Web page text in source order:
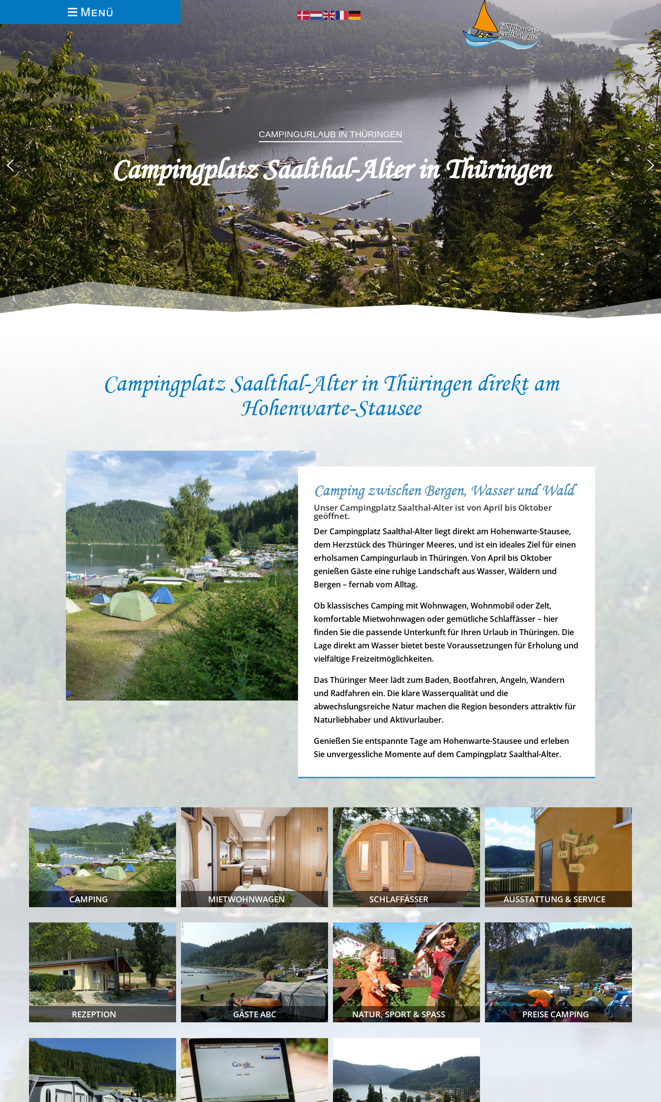
CAMPINGURLAUB IN THÜRINGEN
Campingplatz Saalthal-Alter in Thüringen
Campingplatz Saalthal-Alter in Thüringen direkt am
Hohenwarte-Stausee
Camping zwischen Bergen, Wasser und Wald
Unser Campingplatz Saalthal-Alter ist von April bis Oktober
geöffnet.
Der Campingplatz Saalthal-Alter liegt direkt am Hohenwarte-Stausee,
dem Herzstück des Thüringer Meeres, und ist ein ideales Ziel für einen
erholsamen Campingurlaub in Thüringen. Von April bis Oktober
genießen Gäste eine ruhige Landschaft aus Wasser, Wäldern und
Bergen – fernab vom Alltag.
Ob klassisches Camping mit Wohnwagen, Wohnmobil oder Zelt,
komfortable Mietwohnwagen oder gemütliche Schlaffässer – hier
finden Sie die passende Unterkunft für Ihren Urlaub in Thüringen. Die
Lage direkt am Wasser bietet beste Voraussetzungen für Erholung und
vielfältige Freizeitmöglichkeiten.
Das Thüringer Meer lädt zum Baden, Bootfahren, Angeln, Wandern
und Radfahren ein. Die klare Wasserqualität und die
abwechslungsreiche Natur machen die Region besonders attraktiv für
Naturliebhaber und Aktivurlauber.
Genießen Sie entspannte Tage am Hohenwarte-Stausee und erleben
Sie unvergessliche Momente auf dem Campingplatz Saalthal-Alter.
CAMPING MIETWOHNWAGEN SCHLAFFÄSSER AUSSTATTUNG & SERVICE
REZEPTION GÄSTE ABC NATUR, SPORT & SPASS PREISE CAMPING